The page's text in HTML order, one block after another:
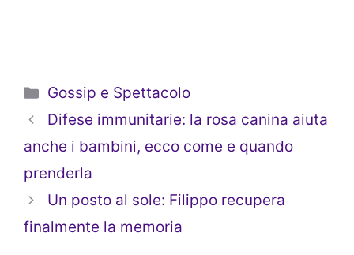
Categorie
Gossip e Spettacolo
Difese immunitarie: la rosa canina aiuta
anche i bambini, ecco come e quando
prenderla
Un posto al sole: Filippo recupera
finalmente la memoria